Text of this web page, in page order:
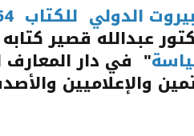
الدولي للكتاب 64
عبدالله قصير
" في دار المعارف
والإعلاميين